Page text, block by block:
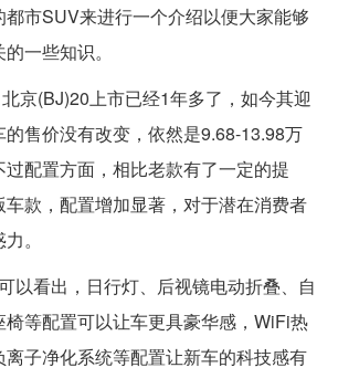
市SUV来进行一个介绍以便大家能够
一些知识。
京(BJ)20上市已经1年多了，如今其迎
售价没有改变，依然是9.68-13.98万
配置方面，相比老款有了一定的提
款，配置增加显著，对于潜在消费者
。
以看出，日行灯、后视镜电动折叠、自
等配置可以让车更具豪华感，WiFi热
离子净化系统等配置让新车的科技感有